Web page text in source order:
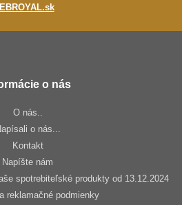
o nás
O nás..
o nás...
Kontakt
Napíšte nám
spotrebiteľské produkty od 13.12.2024
reklamačné podmienky